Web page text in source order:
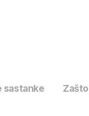
sastanke